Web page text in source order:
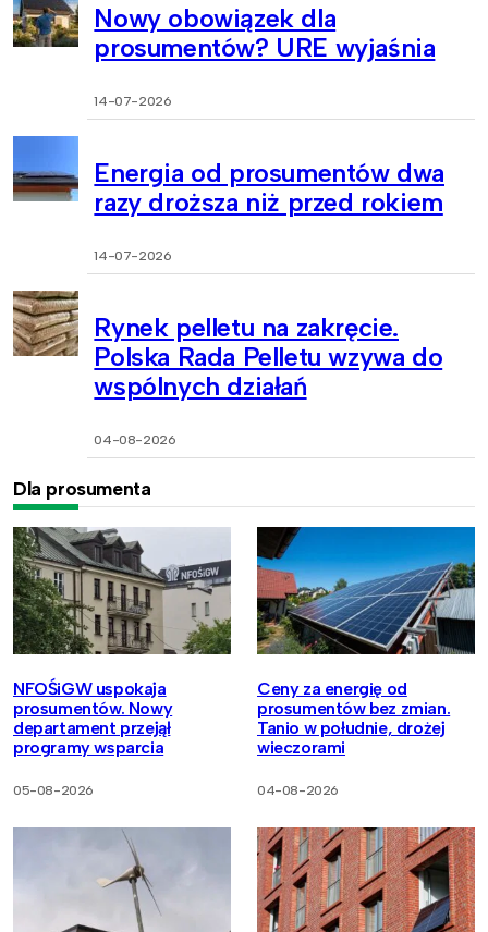
Nowy obowiązek dla
prosumentów? URE wyjaśnia
14-07-2026
Energia od prosumentów dwa
razy droższa niż przed rokiem
14-07-2026
Rynek pelletu na zakręcie.
Polska Rada Pelletu wzywa do
wspólnych działań
04-08-2026
Dla prosumenta
NFOŚiGW uspokaja
prosumentów. Nowy
departament przejął
programy wsparcia
05-08-2026
Ceny za energię od
prosumentów bez zmian.
Tanio w południe, drożej
wieczorami
04-08-2026